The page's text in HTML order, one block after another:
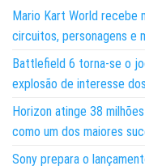
Mario Kart World recebe
circuitos, personagens e
Battlefield 6 torna-se o
explosão de interesse
Horizon atinge 38
como um dos maiores
Sony prepara o